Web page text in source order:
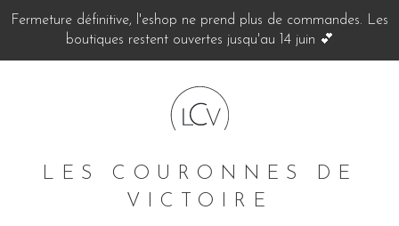
Fermeture définitive, l'eshop ne prend plus de commandes. Les
boutiques restent ouvertes jusqu'au 14 juin 💕
LES COURONNES DE
VICTOIRE